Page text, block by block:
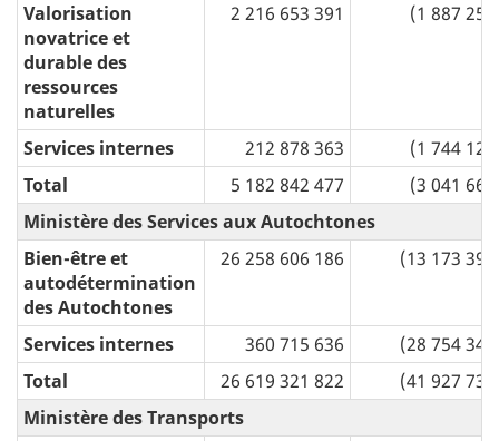
Valorisation
novatrice et
durable des
ressources
naturelles
2 216 653 391 (1 887
Services internes 212 878 363
(1 744
Total
5 182 842 477
(3 041
Ministère des Services aux Autochtones
Bien-être et
autodétermination
des Autochtones
26 258 606 186 (13 173
Services internes 360 715 636
(28 754
Total
26 619 321 822
(41 927
Ministère des Transports